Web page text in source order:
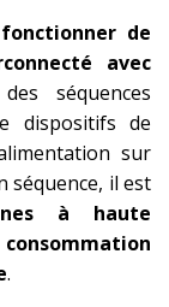
de
avec
séquences
dispositifs de
sur
séquence, il est
à haute
.